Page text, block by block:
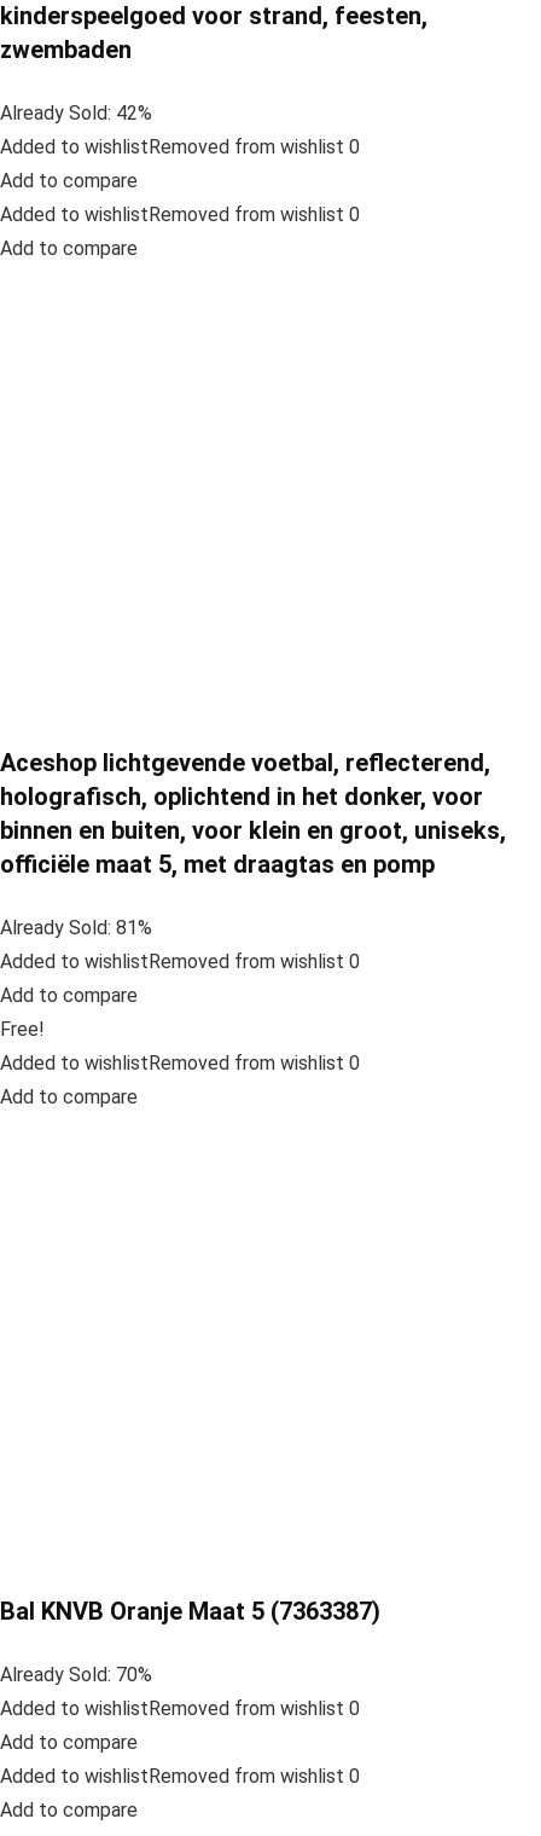
kinderspeelgoed voor strand, feesten,
zwembaden
Already Sold: 42%
Added to wishlistRemoved from wishlist 0
Add to compare
Added to wishlistRemoved from wishlist 0
Add to compare
Aceshop lichtgevende voetbal, reflecterend,
holografisch, oplichtend in het donker, voor
binnen en buiten, voor klein en groot, uniseks,
officiële maat 5, met draagtas en pomp
Already Sold: 81%
Added to wishlistRemoved from wishlist 0
Add to compare
Free!
Added to wishlistRemoved from wishlist 0
Add to compare
Bal KNVB Oranje Maat 5 (7363387)
Already Sold: 70%
Added to wishlistRemoved from wishlist 0
Add to compare
Added to wishlistRemoved from wishlist 0
Add to compare